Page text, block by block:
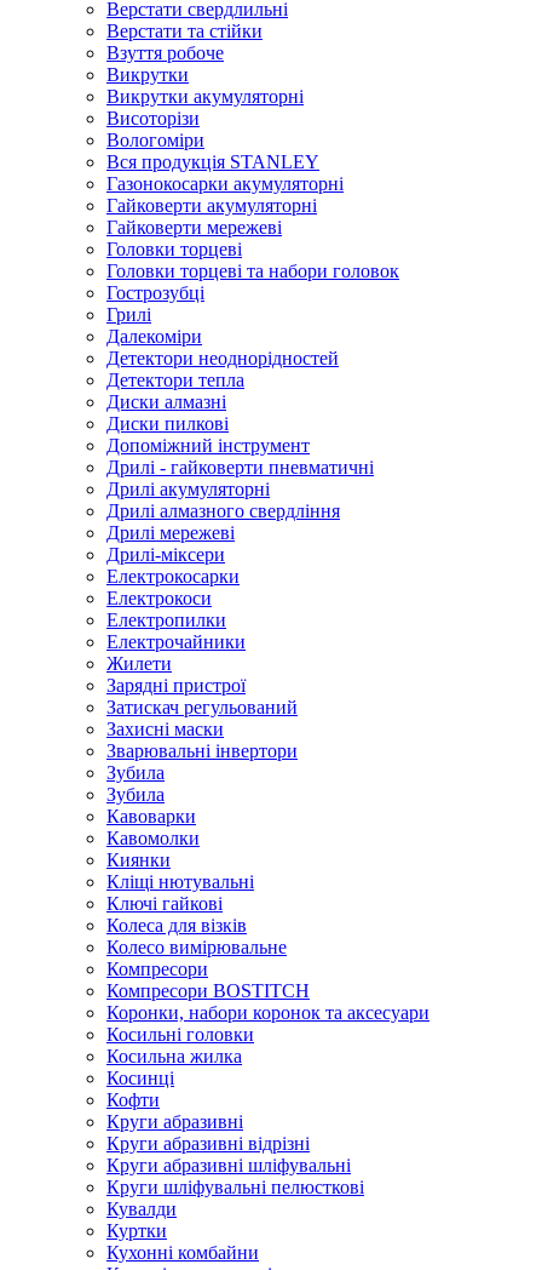
Верстати свердлильні
Верстати та стійки
Взуття робоче
Викрутки
Викрутки акумуляторні
Висоторізи
Вологоміри
Вся продукція STANLEY
Газонокосарки акумуляторні
Гайковерти акумуляторні
Гайковерти мережеві
Головки торцеві
Головки торцеві та набори головок
Гострозубці
Грилі
Далекоміри
Детектори неоднорідностей
Детектори тепла
Диски алмазні
Диски пилкові
Допоміжний інструмент
Дрилі - гайковерти пневматичні
Дрилі акумуляторні
Дрилі алмазного свердління
Дрилі мережеві
Дрилі-міксери
Електрокосарки
Електрокоси
Електропилки
Електрочайники
Жилети
Зарядні пристрої
Затискач регульований
Захисні маски
Зварювальні інвертори
Зубила
Зубила
Кавоварки
Кавомолки
Киянки
Кліщі нютувальні
Ключі гайкові
Колеса для візків
Колесо вимірювальне
Компресори
Компресори BOSTITCH
Коронки, набори коронок та аксесуари
Косильні головки
Косильна жилка
Косинці
Кофти
Круги абразивні
Круги абразивні відрізні
Круги абразивні шліфувальні
Круги шліфувальні пелюсткові
Кувалди
Куртки
Кухонні комбайни